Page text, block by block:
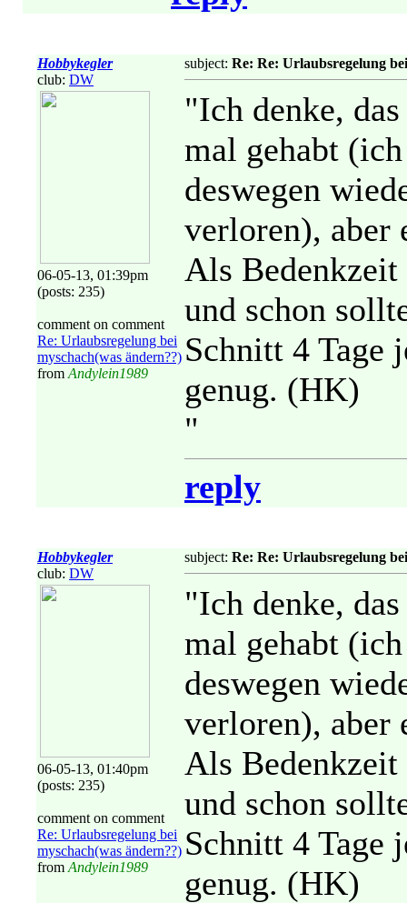
Hobbykegler
club: DW
06-05-13, 01:39pm
(posts: 235)
comment on comment
Re: Urlaubsregelung bei
myschach(was ändern??)
from Andylein1989
subject: Re: Re: Urlaubsregelung
"Ich denke,
mal gehabt (ich
deswegen
verloren), aber
Als
und schon
Schnitt 4 Tage
genug. (HK)
"
reply
Hobbykegler
club: DW
06-05-13, 01:40pm
(posts: 235)
comment on comment
Re: Urlaubsregelung bei
myschach(was ändern??)
from Andylein1989
subject: Re: Re: Urlaubsregelung
"Ich denke,
mal gehabt (ich
deswegen
verloren), aber
Als
und schon
Schnitt 4 Tage
genug. (HK)